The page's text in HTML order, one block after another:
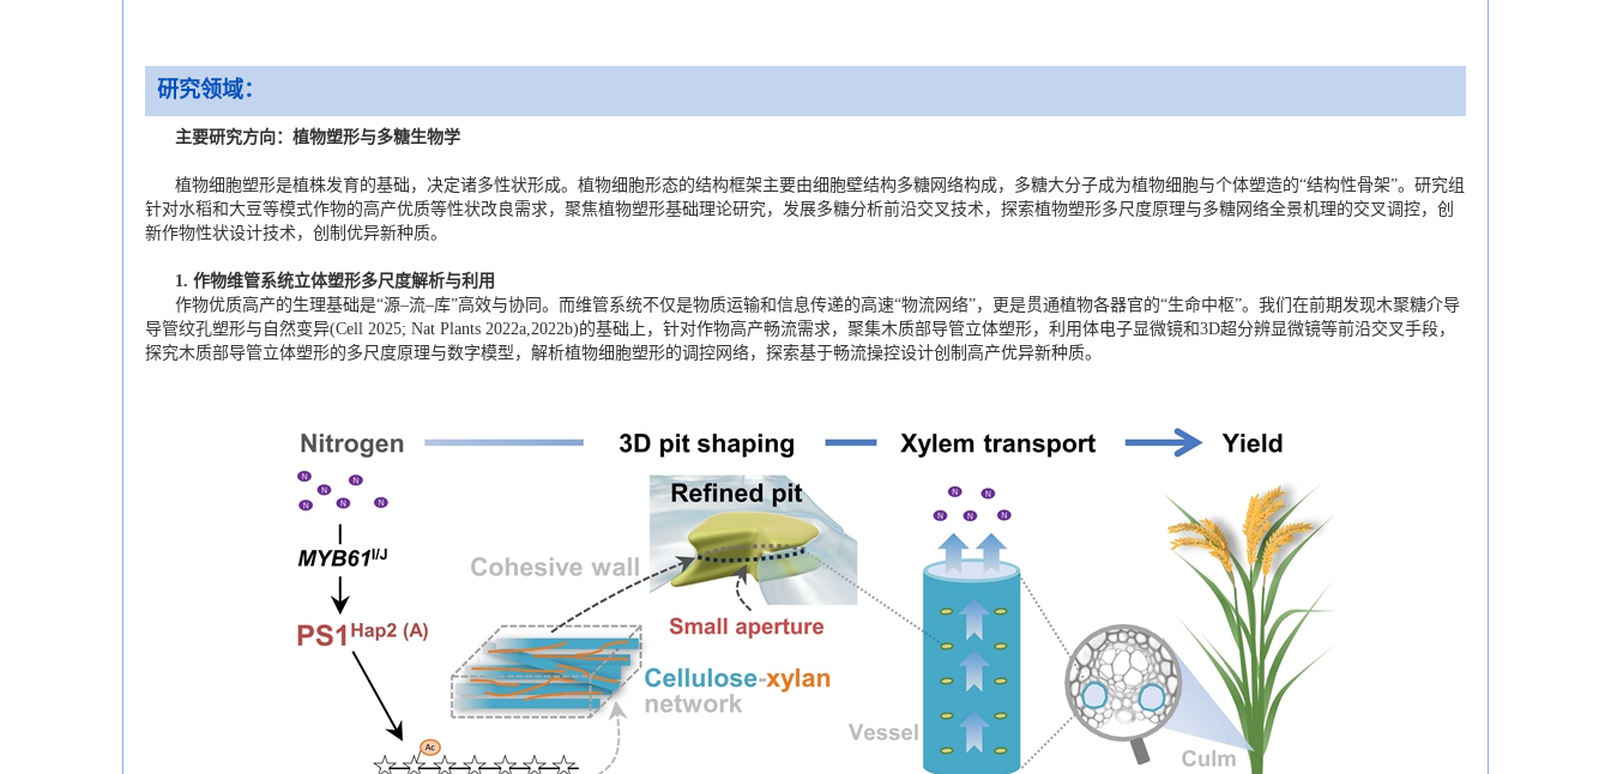
研究领域：
主要研究方向：植物塑形与多糖生物学
植物细胞塑形是植株发育的基础，决定诸多性状形成。植物细胞形态的结构框架主要由细胞壁结构多糖网络构成，多糖大分子成为植物细胞与个体塑造的“结构性骨架”。研究组
针对水稻和大豆等模式作物的高产优质等性状改良需求，聚焦植物塑形基础理论研究，发展多糖分析前沿交叉技术，探索植物塑形多尺度原理与多糖网络全景机理的交叉调控，创
新作物性状设计技术，创制优异新种质。
1. 作物维管系统立体塑形多尺度解析与利用
作物优质高产的生理基础是“源–流–库”高效与协同。而维管系统不仅是物质运输和信息传递的高速“物流网络”，更是贯通植物各器官的“生命中枢”。我们在前期发现木聚糖介导
导管纹孔塑形与自然变异(Cell 2025; Nat Plants 2022a,2022b)的基础上，针对作物高产畅流需求，聚集木质部导管立体塑形，利用体电子显微镜和3D超分辨显微镜等前沿交叉手段，
探究木质部导管立体塑形的多尺度原理与数字模型，解析植物细胞塑形的调控网络，探索基于畅流操控设计创制高产优异新种质。